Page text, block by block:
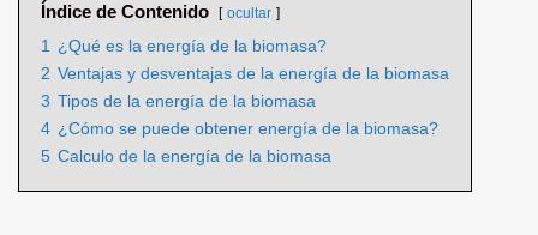
Índice de Contenido ocultar
1 ¿Qué es la energía de la biomasa?
2 Ventajas y desventajas de la energía de la biomasa
3 Tipos de la energía de la biomasa
4 ¿Cómo se puede obtener energía de la biomasa?
5 Calculo de la energía de la biomasa